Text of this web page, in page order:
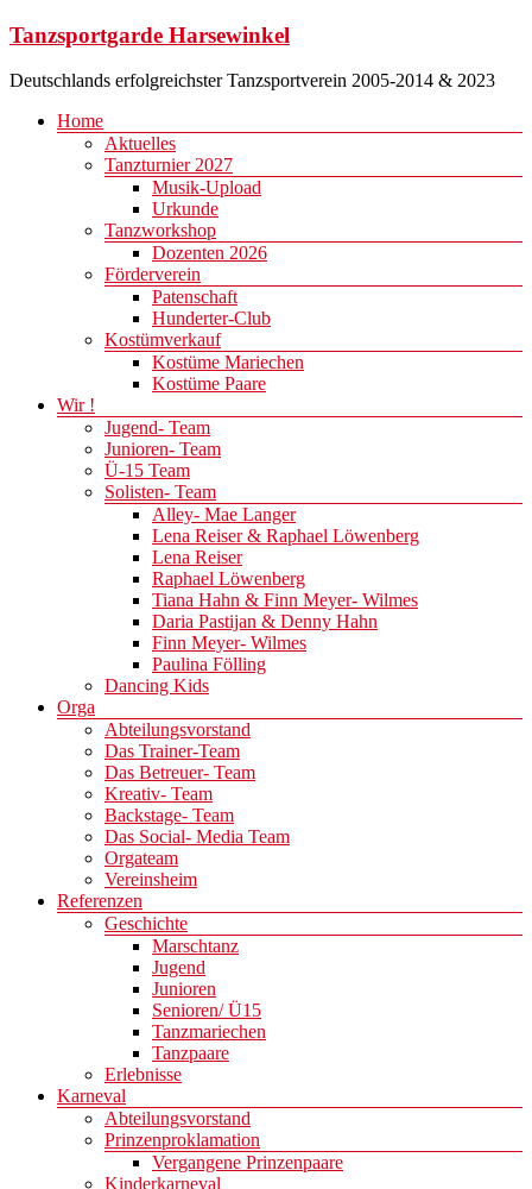
Zum
springen
Tanzsportgarde Harsewinkel
Deutschlands erfolgreichster Tanzsportverein 2005-2014 & 2023
Menü
Home
Aktuelles
Tanzturnier 2027
Musik-Upload
Urkunde
Tanzworkshop
Dozenten 2026
Förderverein
Patenschaft
Hunderter-Club
Kostümverkauf
Kostüme Mariechen
Kostüme Paare
Wir !
Jugend- Team
Junioren- Team
Ü-15 Team
Solisten- Team
Alley- Mae Langer
Lena Reiser & Raphael Löwenberg
Lena Reiser
Raphael Löwenberg
Tiana Hahn & Finn Meyer- Wilmes
Daria Pastijan & Denny Hahn
Finn Meyer- Wilmes
Paulina Fölling
Dancing Kids
Orga
Abteilungsvorstand
Das Trainer-Team
Das Betreuer- Team
Kreativ- Team
Backstage- Team
Das Social- Media Team
Orgateam
Vereinsheim
Referenzen
Geschichte
Marschtanz
Jugend
Junioren
Senioren/ Ü15
Tanzmariechen
Tanzpaare
Erlebnisse
Karneval
Abteilungsvorstand
Prinzenproklamation
Vergangene Prinzenpaare
Kinderkarneval